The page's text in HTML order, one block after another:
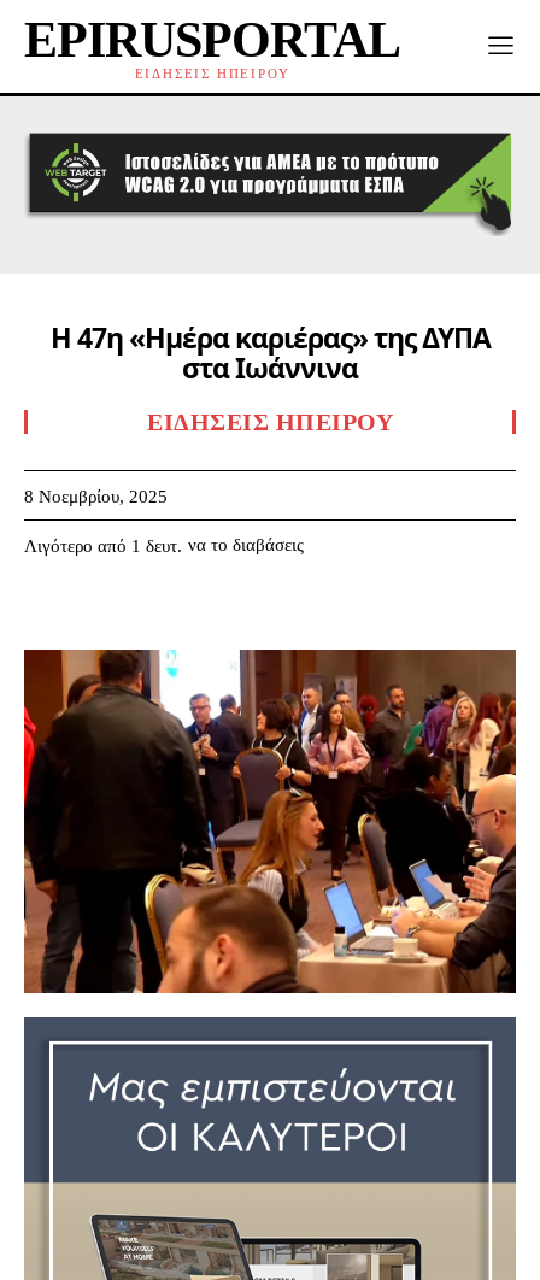
EPIRUSPORTAL
ΕΙΔΗΣΕΙΣ ΗΠΕΙΡΟΥ
Η 47η «Ημέρα καριέρας» της ΔΥΠΑ
στα Ιωάννινα
ΕΙΔΉΣΕΙΣ ΗΠΕΊΡΟΥ
8 Νοεμβρίου, 2025
Λιγότερο από 1 δευτ. να το διαβάσεις